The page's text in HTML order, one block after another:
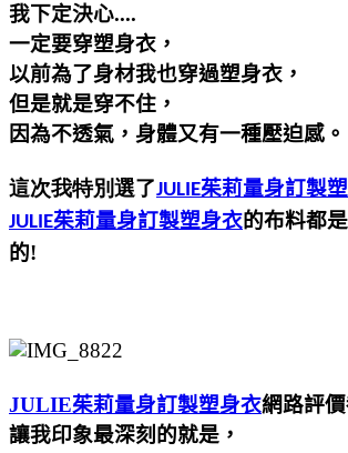
我下定決心....
一定要穿塑身衣，
以前為了身材我也穿過塑身衣，
但是就是穿不住，
因為不透氣，身體又有一種壓迫感。
這次我特別選了 JULIE茱莉量身訂製
JULIE茱莉量身訂製塑身衣的布料都
的!
JULIE茱莉量身訂製塑身衣網路評價
讓我印象最深刻的就是，